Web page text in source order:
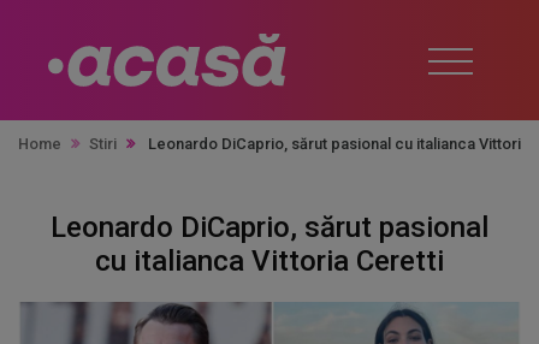
Home Stiri Leonardo DiCaprio, sărut pasional cu italianca Vittoria
Leonardo DiCaprio, sărut pasional
cu italianca Vittoria Ceretti